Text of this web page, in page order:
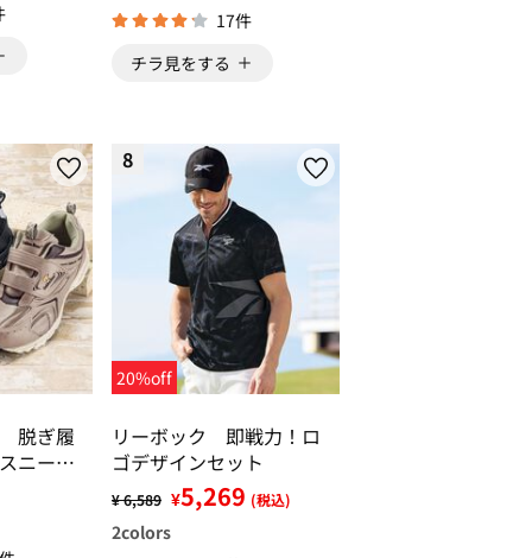
17件
チラ見をする
脱ぎ履
ニーカ
8
20%off
リーボック 即戦力！ロ
ゴデザインセット
¥ 6,589 ¥5,269 (税込)
2colors